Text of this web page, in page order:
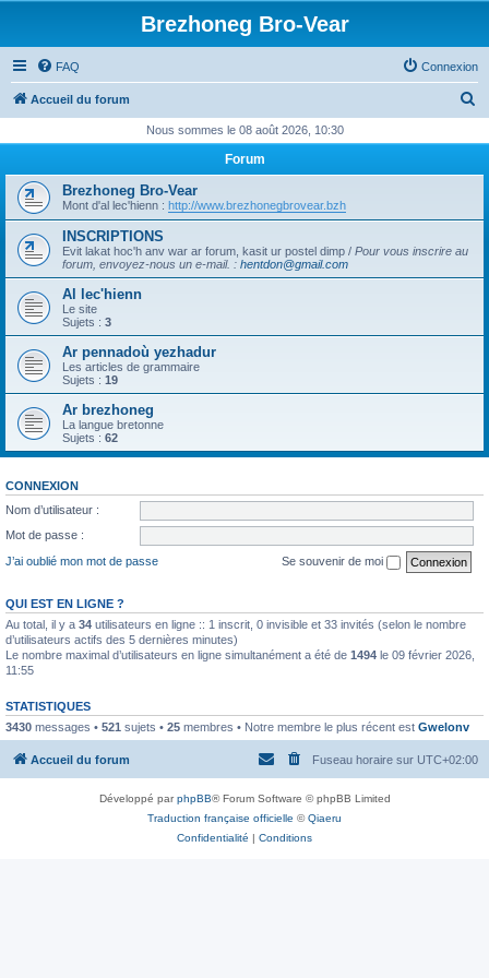
Brezhoneg Bro-Vear
FAQ Connexion
Accueil du forum
h
h
r
Nous sommes le 08 août 2026, 10:30
Forum
Brezhoneg Bro-Vear
Mont d'al lec'hienn : http://www.brezhonegbrovear.bzh
INSCRIPTIONS
Evit lakat hoc'h anv war ar forum, kasit ur postel dimp / Pour vous inscrire au
forum, envoyez-nous un e-mail. : hentdon@gmail.com
Al lec'hienn
Le site
Sujets : 3
Ar pennadoù yezhadur
Les articles de grammaire
Sujets : 19
Ar brezhoneg
La langue bretonne
Sujets : 62
CONNEXION
Nom d’utilisateur :
Mot de passe :
J’ai oublié mon mot de passe
Se souvenir de moi
QUI EST EN LIGNE ?
Au total, il y a 34 utilisateurs en ligne :: 1 inscrit, 0 invisible et 33 invités (selon le nombre
d’utilisateurs actifs des 5 dernières minutes)
Le nombre maximal d’utilisateurs en ligne simultanément a été de 1494 le 09 février 2026,
11:55
STATISTIQUES
3430 messages • 521 sujets • 25 membres • Notre membre le plus récent est Gwelonv
Accueil du forum Fuseau horaire sur UTC+02:00
Développé parphpBB® Forum Software © phpBB Limited
Traduction française officielle ©Qiaeru
Confidentialité | Conditions